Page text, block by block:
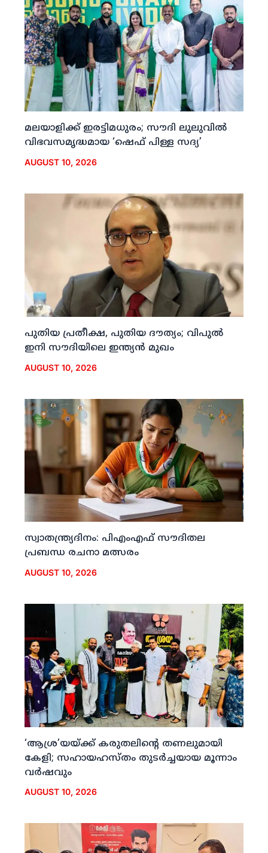
മലയാളിക്ക് ഇരട്ടിമധുരം; സൗദി ലുലുവില്‍
വിഭവസമൃദ്ധമായ ‘ഷെഫ് പിള്ള സദ്യ’
AUGUST 10, 2026
പുതിയ പ്രതീക്ഷ, പുതിയ ദൗത്യം; വിപുല്‍
ഇനി സൗദിയിലെ ഇന്ത്യന്‍ മുഖം
AUGUST 10, 2026
സ്വാതന്ത്ര്യദിനം: പിഎംഎഫ് സൗദിതല
പ്രബന്ധ രചനാ മത്സരം
AUGUST 10, 2026
‘ആശ്ര’യയ്ക്ക് കരുതലിന്റെ തണലുമായി
കേളി; സഹായഹസ്തം തുടര്‍ച്ചയായ മൂന്നാം
വര്‍ഷവും
AUGUST 10, 2026